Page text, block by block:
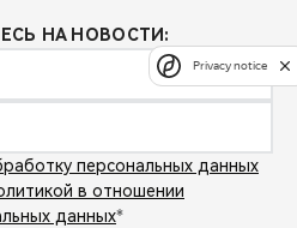
НА НОВОСТИ:
персональных данных
в отношении
данных*
Privacy notice